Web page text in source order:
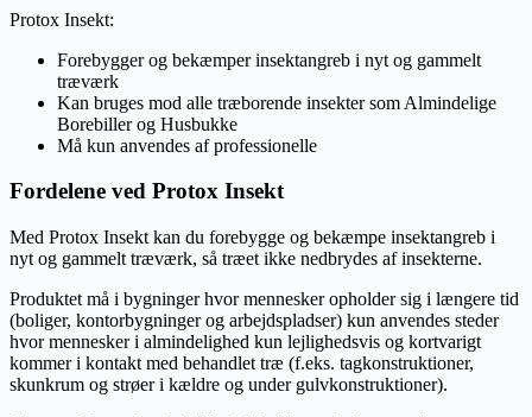
Protox Insekt:
Forebygger og bekæmper insektangreb i nyt og gammelt
træværk
Kan bruges mod alle træborende insekter som Almindelige
Borebiller og Husbukke
Må kun anvendes af professionelle
Fordelene ved Protox Insekt
Med Protox Insekt kan du forebygge og bekæmpe insektangreb i
nyt og gammelt træværk, så træet ikke nedbrydes af insekterne.
Produktet må i bygninger hvor mennesker opholder sig i længere tid
(boliger, kontorbygninger og arbejdspladser) kun anvendes steder
hvor mennesker i almindelighed kun lejlighedsvis og kortvarigt
kommer i kontakt med behandlet træ (f.eks. tagkonstruktioner,
skunkrum og strøer i kældre og under gulvkonstruktioner).